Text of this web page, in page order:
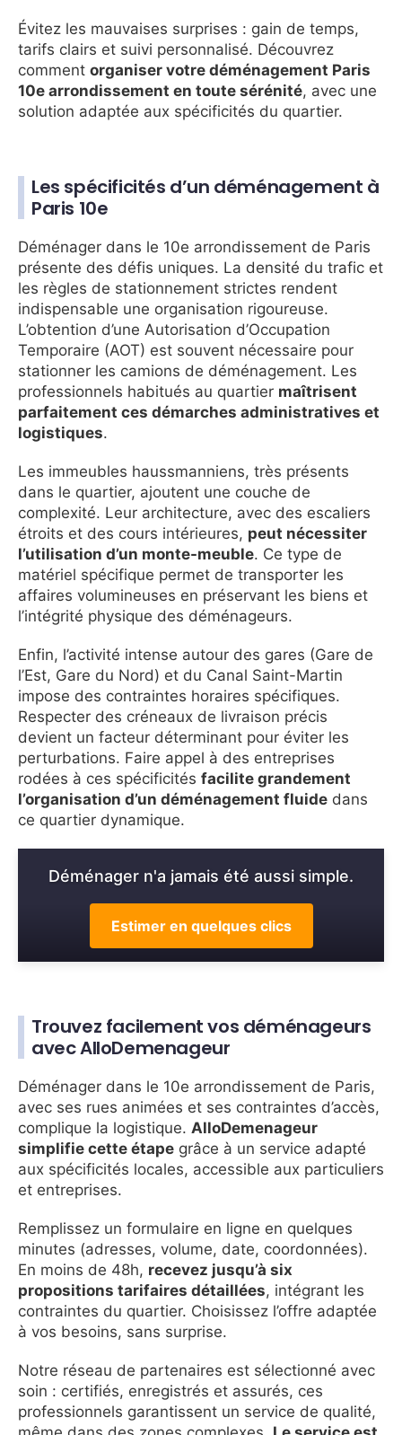
Évitez les mauvaises surprises : gain de temps,
tarifs clairs et suivi personnalisé. Découvrez
comment organiser votre déménagement Paris
10e arrondissement en toute sérénité, avec une
solution adaptée aux spécificités du quartier.
Les spécificités d’un déménagement à
Paris 10e
Déménager dans le 10e arrondissement de Paris
présente des défis uniques. La densité du trafic et
les règles de stationnement strictes rendent
indispensable une organisation rigoureuse.
L’obtention d’une Autorisation d’Occupation
Temporaire (AOT) est souvent nécessaire pour
stationner les camions de déménagement. Les
professionnels habitués au quartier maîtrisent
parfaitement ces démarches administratives et
logistiques.
Les immeubles haussmanniens, très présents
dans le quartier, ajoutent une couche de
complexité. Leur architecture, avec des escaliers
étroits et des cours intérieures, peut nécessiter
l’utilisation d’un monte-meuble. Ce type de
matériel spécifique permet de transporter les
affaires volumineuses en préservant les biens et
l’intégrité physique des déménageurs.
Enfin, l’activité intense autour des gares (Gare de
l’Est, Gare du Nord) et du Canal Saint-Martin
impose des contraintes horaires spécifiques.
Respecter des créneaux de livraison précis
devient un facteur déterminant pour éviter les
perturbations. Faire appel à des entreprises
rodées à ces spécificités facilite grandement
l’organisation d’un déménagement fluide dans
ce quartier dynamique.
Déménager n'a jamais été aussi simple.
Estimer en quelques clics
Trouvez facilement vos déménageurs
avec AlloDemenageur
Déménager dans le 10e arrondissement de Paris,
avec ses rues animées et ses contraintes d’accès,
complique la logistique. AlloDemenageur
simplifie cette étape grâce à un service adapté
aux spécificités locales, accessible aux particuliers
et entreprises.
Remplissez un formulaire en ligne en quelques
minutes (adresses, volume, date, coordonnées).
En moins de 48h, recevez jusqu’à six
propositions tarifaires détaillées, intégrant les
contraintes du quartier. Choisissez l’offre adaptée
à vos besoins, sans surprise.
Notre réseau de partenaires est sélectionné avec
soin : certifiés, enregistrés et assurés, ces
professionnels garantissent un service de qualité,